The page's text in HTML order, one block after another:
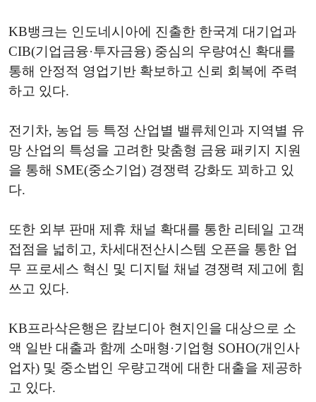
KB뱅크는 인도네시아에 진출한 한국계 대기업과
CIB(기업금융·투자금융) 중심의 우량여신 확대를
통해 안정적 영업기반 확보하고 신뢰 회복에 주력
하고 있다.
전기차, 농업 등 특정 산업별 밸류체인과 지역별 유
망 산업의 특성을 고려한 맞춤형 금융 패키지 지원
을 통해 SME(중소기업) 경쟁력 강화도 꾀하고 있
다.
또한 외부 판매 제휴 채널 확대를 통한 리테일 고객
접점을 넓히고, 차세대전산시스템 오픈을 통한 업
무 프로세스 혁신 및 디지털 채널 경쟁력 제고에 힘
쓰고 있다.
KB프라삭은행은 캄보디아 현지인을 대상으로 소
액 일반 대출과 함께 소매형·기업형 SOHO(개인사
업자) 및 중소법인 우량고객에 대한 대출을 제공하
고 있다.